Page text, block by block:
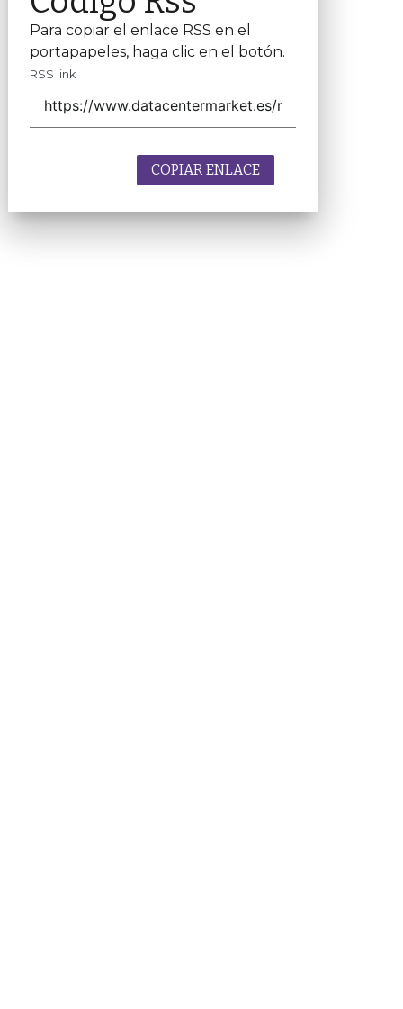
Para copiar el enlace RSS en el
portapapeles, haga clic en el botón.
RSS link
COPIAR ENLACE